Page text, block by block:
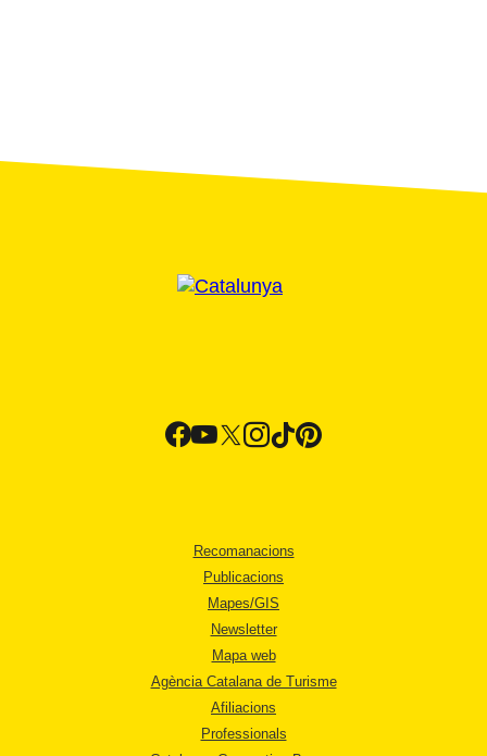
Recomanacions
Publicacions
Mapes/GIS
Newsletter
Mapa web
Agència Catalana de Turisme
Afiliacions
Professionals